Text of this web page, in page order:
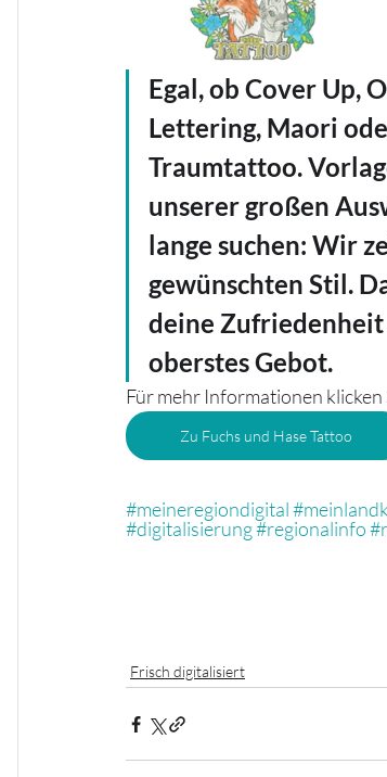
Egal, ob Cover Up,
Lettering, Maori
Traumtattoo.
unserer großen
lange suchen: Wir
gewünschten Stil.
deine Zufriedenheit
oberstes Gebot.
Für mehr Informationen klicken
Zu Fuchs und Hase Tattoo
#meineregiondigital
#digitalisierung#regionalinfo
Frisch digitalisiert